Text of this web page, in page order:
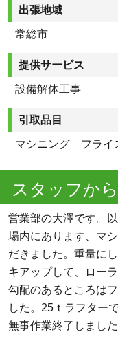
出張地域
常総市
提供サービス
設備解体工事
引取品目
マシニング フラ
スタッフか
営業部の大澤です。
場内にあります、マ
だきました。重量に
キアップして、ロー
勾配のあるところは
した。25ｔラフター
無事作業終了しました